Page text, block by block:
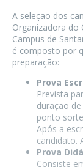
A seleção dos
Organizadora do
Campus de
é composto por
preparação:
Prova
Prevista
duração
ponto
Após a
candidato.
Prova
Consiste